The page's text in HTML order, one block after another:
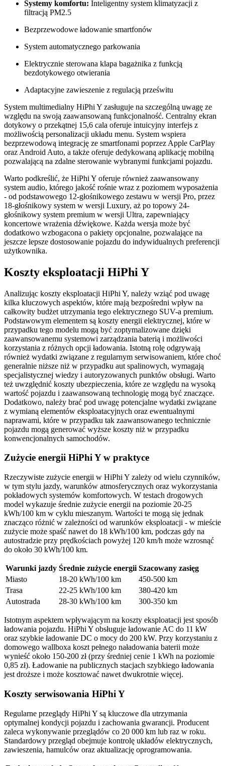
Systemy komfortu: Inteligentny system klimatyzacji z
filtracją PM2.5
Bezprzewodowe ładowanie smartfonów
System automatycznego parkowania
Elektrycznie sterowana klapa bagażnika z funkcją
bezdotykowego otwierania
Adaptacyjne zawieszenie z regulacją prześwitu
System multimedialny HiPhi Y zasługuje na szczególną uwagę ze
względu na swoją zaawansowaną funkcjonalność. Centralny ekran
dotykowy o przekątnej 15,6 cala oferuje intuicyjny interfejs z
możliwością personalizacji układu menu. System wspiera
bezprzewodową integrację ze smartfonami poprzez Apple CarPlay
oraz Android Auto, a także oferuje dedykowaną aplikację mobilną
pozwalającą na zdalne sterowanie wybranymi funkcjami pojazdu.
Warto podkreślić, że HiPhi Y oferuje również zaawansowany
system audio, którego jakość rośnie wraz z poziomem wyposażenia
- od podstawowego 12-głośnikowego zestawu w wersji Pro, przez
18-głośnikowy system w wersji Luxury, aż po topowy 24-
głośnikowy system premium w wersji Ultra, zapewniający
koncertowe wrażenia dźwiękowe. Każda wersja może być
dodatkowo wzbogacona o pakiety opcjonalne, pozwalające na
jeszcze lepsze dostosowanie pojazdu do indywidualnych preferencji
użytkownika.
Koszty eksploatacji HiPhi Y
Analizując koszty eksploatacji HiPhi Y, należy wziąć pod uwagę
kilka kluczowych aspektów, które mają bezpośredni wpływ na
całkowity budżet utrzymania tego elektrycznego SUV-a premium.
Podstawowym elementem są koszty energii elektrycznej, które w
przypadku tego modelu mogą być zoptymalizowane dzięki
zaawansowanemu systemowi zarządzania baterią i możliwości
korzystania z różnych opcji ładowania. Istotną rolę odgrywają
również wydatki związane z regularnym serwisowaniem, które choć
generalnie niższe niż w przypadku aut spalinowych, wymagają
specjalistycznej wiedzy i autoryzowanych punktów obsługi. Warto
też uwzględnić koszty ubezpieczenia, które ze względu na wysoką
wartość pojazdu i zaawansowaną technologię mogą być znaczące.
Dodatkowo, należy brać pod uwagę potencjalne wydatki związane
z wymianą elementów eksploatacyjnych oraz ewentualnymi
naprawami, które w przypadku tak zaawansowanego technicznie
pojazdu mogą generować wyższe koszty niż w przypadku
konwencjonalnych samochodów.
Zużycie energii HiPhi Y w praktyce
Rzeczywiste zużycie energii w HiPhi Y zależy od wielu czynników,
w tym stylu jazdy, warunków atmosferycznych oraz wykorzystania
pokładowych systemów komfortowych. W testach drogowych
model wykazuje średnie zużycie energii na poziomie 20-25
kWh/100 km w cyklu mieszanym. Wartości te mogą się jednak
znacząco różnić w zależności od warunków eksploatacji - w mieście
zużycie może spaść nawet do 18 kWh/100 km, podczas gdy na
autostradzie przy prędkościach powyżej 120 km/h może wzrosnąć
do około 30 kWh/100 km.
Warunki jazdy Średnie zużycie energii Szacowany zasięg
Miasto
18-20 kWh/100 km
450-500 km
Trasa
22-25 kWh/100 km
380-420 km
Autostrada
28-30 kWh/100 km 300-350 km
Istotnym aspektem wpływającym na koszty eksploatacji jest sposób
ładowania pojazdu. HiPhi Y obsługuje ładowanie AC do 11 kW
oraz szybkie ładowanie DC o mocy do 200 kW. Przy korzystaniu z
domowego wallboxa koszt pełnego naładowania baterii może
wynieść około 150-200 zł (przy średniej cenie 1 kWh na poziomie
0,85 zł). Ładowanie na publicznych stacjach szybkiego ładowania
jest droższe i może kosztować nawet dwukrotnie więcej.
Koszty serwisowania HiPhi Y
Regularne przeglądy HiPhi Y są kluczowe dla utrzymania
optymalnej kondycji pojazdu i zachowania gwarancji. Producent
zaleca wykonywanie przeglądów co 20 000 km lub raz w roku.
Standardowy przegląd obejmuje kontrolę układów elektrycznych,
zawieszenia, hamulców oraz aktualizację oprogramowania.